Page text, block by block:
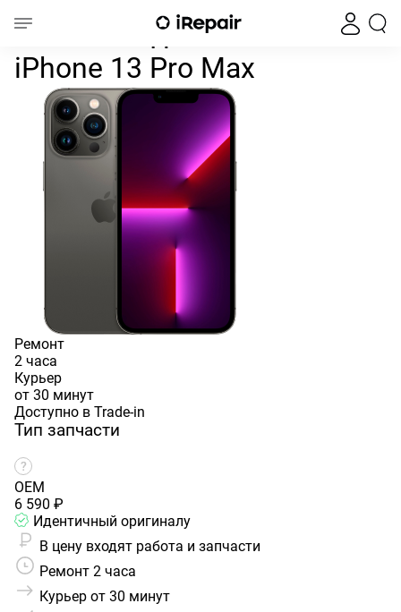
Замена заднего стекла
Замена заднего стекла
iPhone 13 Pro Max
Ремонт
2 часа
Курьер
от 30 минут
Доступно в Trade-in
Тип запчасти
OEM
6 590 ₽
Идентичный оригиналу
В цену входят работа и запчасти
Ремонт 2 часа
Курьер от 30 минут